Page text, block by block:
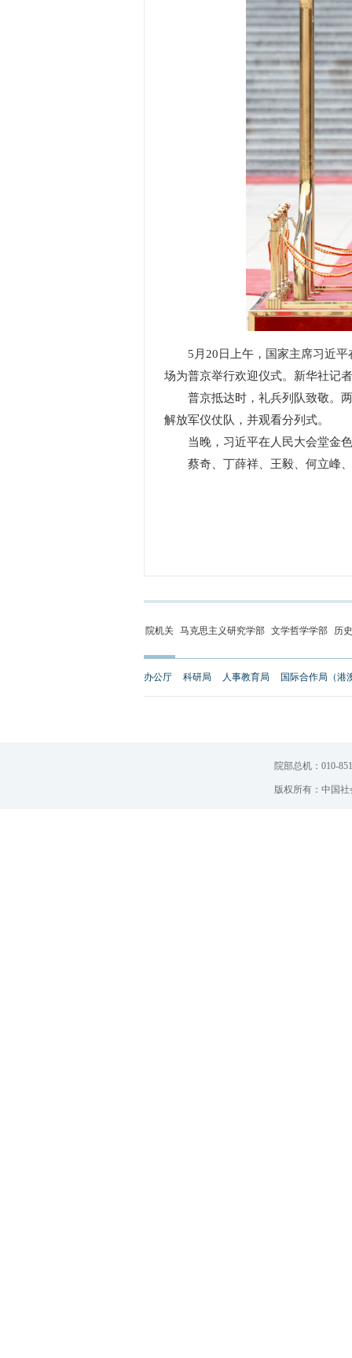
5月20日上午，国家主席习近
场为普京举行欢迎仪式。新华社记
普京抵达时，礼兵列队致敬。两
解放军仪仗队，并观看分列式。
当晚，习近平在人民大会堂金色
蔡奇、丁薛祥、王毅、何立峰、
院机关 马克思主义研究学部 文学哲学学部 历
办公厅 科研局 人事教育局 国际合作局（港
院部总机：010-
版权所有：中国